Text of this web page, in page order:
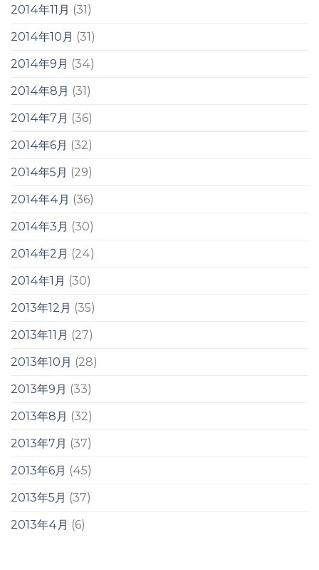
2014年11月 (31)
2014年10月 (31)
2014年9月 (34)
2014年8月 (31)
2014年7月 (36)
2014年6月 (32)
2014年5月 (29)
2014年4月 (36)
2014年3月 (30)
2014年2月 (24)
2014年1月 (30)
2013年12月 (35)
2013年11月 (27)
2013年10月 (28)
2013年9月 (33)
2013年8月 (32)
2013年7月 (37)
2013年6月 (45)
2013年5月 (37)
2013年4月 (6)